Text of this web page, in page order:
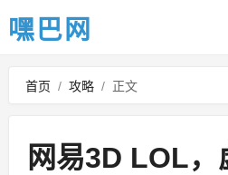
嘿巴网
首页 / 攻略 / 正文
网易3D LOL，